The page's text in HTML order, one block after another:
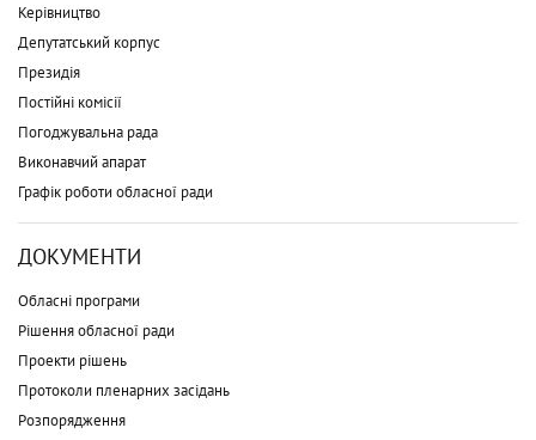
Керівництво
Депутатський корпус
Президія
Постійні комісії
Погоджувальна рада
Виконавчий апарат
Графік роботи обласної ради
ДОКУМЕНТИ
Обласні програми
Рішення обласної ради
Проекти рішень
Протоколи пленарних засідань
Розпорядження